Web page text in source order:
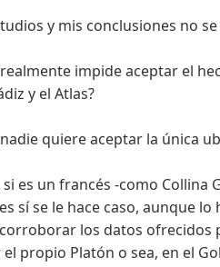
y mis conclusiones no
impide aceptar el
y el Atlas?
quiere aceptar la única
es un francés -como
sí se le hace caso, aunque
los datos ofrecidos
propio Platón o sea, en el